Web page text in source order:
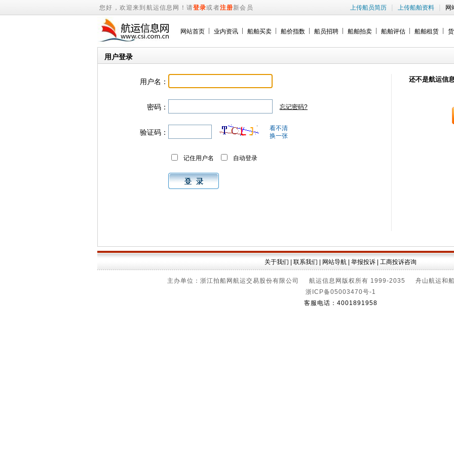
您好，欢迎来到航运信息网！请登录或者注册新会员 上传船员简历 | 上传船舶资料 | 网
网站首页 业内资讯 船舶买卖 船价指数 船员招聘 船舶拍卖 船舶评估 船舶租赁
用户登录
用户名：
密码： 忘记密码?
验证码：
看不清
换一张
记住用户名 自动登录
还不是航运信
关于我们 联系我们 网站导航 举报投诉 工商投诉咨询
主办单位：浙江拍船网航运交易股份有限公司 航运信息网版权所有 1999-2035 舟山航运和船
浙ICP备05003470号-1
客服电话：4001891958